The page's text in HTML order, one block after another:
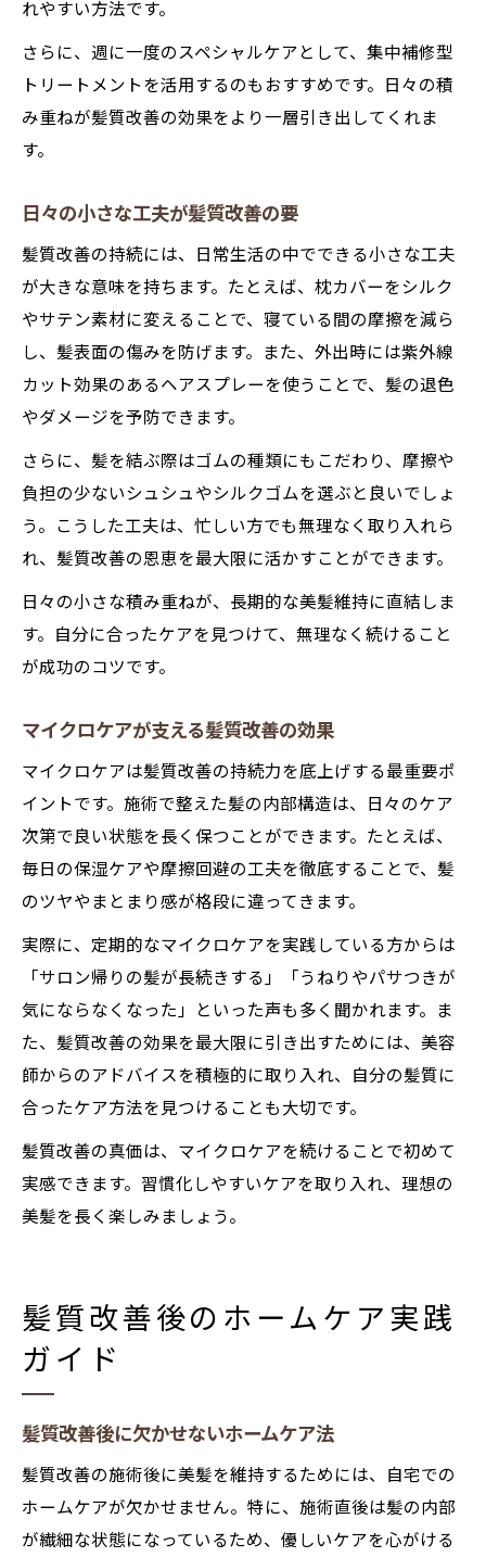
れやすい方法です。
さらに、週に一度のスペシャルケアとして、集中補修型
トリートメントを活用するのもおすすめです。日々の積
み重ねが髪質改善の効果をより一層引き出してくれま
す。
日々の小さな工夫が髪質改善の要
髪質改善の持続には、日常生活の中でできる小さな工夫
が大きな意味を持ちます。たとえば、枕カバーをシルク
やサテン素材に変えることで、寝ている間の摩擦を減ら
し、髪表面の傷みを防げます。また、外出時には紫外線
カット効果のあるヘアスプレーを使うことで、髪の退色
やダメージを予防できます。
さらに、髪を結ぶ際はゴムの種類にもこだわり、摩擦や
負担の少ないシュシュやシルクゴムを選ぶと良いでしょ
う。こうした工夫は、忙しい方でも無理なく取り入れら
れ、髪質改善の恩恵を最大限に活かすことができます。
日々の小さな積み重ねが、長期的な美髪維持に直結しま
す。自分に合ったケアを見つけて、無理なく続けること
が成功のコツです。
マイクロケアが支える髪質改善の効果
マイクロケアは髪質改善の持続力を底上げする最重要ポ
イントです。施術で整えた髪の内部構造は、日々のケア
次第で良い状態を長く保つことができます。たとえば、
毎日の保湿ケアや摩擦回避の工夫を徹底することで、髪
のツヤやまとまり感が格段に違ってきます。
実際に、定期的なマイクロケアを実践している方からは
「サロン帰りの髪が長続きする」「うねりやパサつきが
気にならなくなった」といった声も多く聞かれます。ま
た、髪質改善の効果を最大限に引き出すためには、美容
師からのアドバイスを積極的に取り入れ、自分の髪質に
合ったケア方法を見つけることも大切です。
髪質改善の真価は、マイクロケアを続けることで初めて
実感できます。習慣化しやすいケアを取り入れ、理想の
美髪を長く楽しみましょう。
髪質改善後のホームケア実践
ガイド
髪質改善後に欠かせないホームケア法
髪質改善の施術後に美髪を維持するためには、自宅での
ホームケアが欠かせません。特に、施術直後は髪の内部
が繊細な状態になっているため、優しいケアを心がける